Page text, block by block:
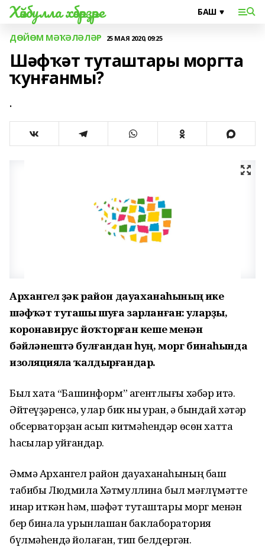
Хәйбулла хәбәрҙәре
ДӨЙӨМ МӘҠӘЛӘЛӘР 25 МАЯ 2020, 09:25
Шәфҡәт туташтары моргта
ҡунғанмы?
.
Архангел үҙәк район дауаханаһының ике
шәфҡәт туташы шуға зарланған: уларҙы,
коронавирус йоҡторған кеше менән
бәйләнештә булғандан һуң, морг бинаһында
изоляцияла ҡалдырғандар.
Был хаҡта “Башинформ” агентлығы хәбәр итә.
Әйтеүҙәренсә, улар бик ныҡ ҡурҡҡан, ә бындай хәтәр
обсерваторҙан ҡасып китмәһендәр өсөн хатта
һаҡсылар ҡуйғандар.
Әммә Архангел район дауаханаһының баш
табибы Людмила Хәтмуллина был мәғлүмәтте
инҡар иткән һәм, шәфҡәт туташтары морг менән
бер бинала урынлашҡан баклаборатория
бүлмәһендә йоҡлаған, тип белдергән.